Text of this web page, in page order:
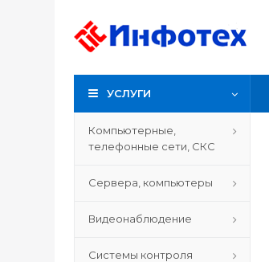
УСЛУГИ
Компьютерные,
телефонные сети, СКС
Сервера, компьютеры
Видеонаблюдение
Системы контроля